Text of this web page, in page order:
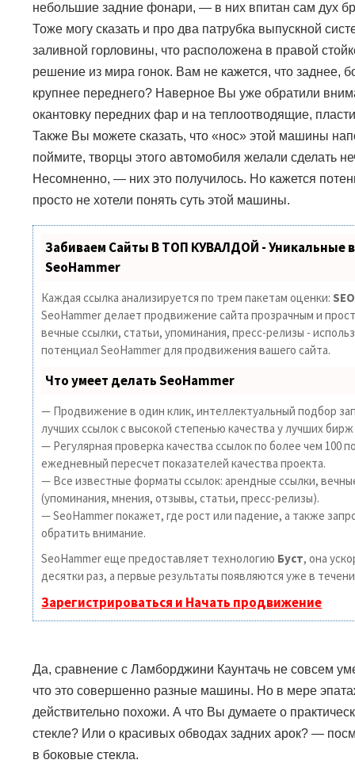
небольшие задние фонари,— в них впитан сам дух
Тоже могу сказать и про два патрубка выпускной
заливной горловины, что расположена в правой
решение из мира гонок. Вам не кажется, что заднее,
крупнее переднего? Наверное Вы уже обратили
окантовку передних фар и на теплоотводящие,
Также Вы можете сказать, что «нос» этой машины
поймите, творцы этого автомобиля желали сделать
Несомненно,— них это получилось. Но кажется
просто не хотели понять суть этой машины.
Забиваем Сайты В ТОП КУВАЛДОЙ - Уникальные
SeoHammer
Каждая ссылка анализируется по трем пакетам оценки:
SeoHammer делает продвижение сайта прозрачным и
вечные ссылки, статьи, упоминания, пресс-релизы -
потенциал SeoHammer для продвижения вашего сайта.
Что умеет делать SeoHammer
— Продвижение в один клик, интеллектуальный подбор
лучших ссылок с высокой степенью качества у лучших
— Регулярная проверка качества ссылок по более чем 100
ежедневный пересчет показателей качества проекта.
— Все известные форматы ссылок: арендные ссылки,
(упоминания, мнения, отзывы, статьи, пресс-релизы).
— SeoHammer покажет, где рост или падение, а также
обратить внимание.
SeoHammer еще предоставляет технологию Буст, она
десятки раз, а первые результаты появляются уже в
Зарегистрироваться и Начать продвижение
Да, сравнение с Ламборджини Каунтачь не совсем
что это совершенно разные машины. Но в мере
действительно похожи. А что Вы думаете о
стекле? Или о красивых обводах задних арок? —
в боковые стекла.